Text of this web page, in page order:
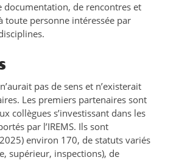
documentation, de rencontres et
toute personne intéressée par
pas de sens et n’existerait
Les premiers partenaires sont
collègues s’investissant dans les
par l’IREMS. Ils sont
environ 170, de statuts variés
supérieur, inspections), de